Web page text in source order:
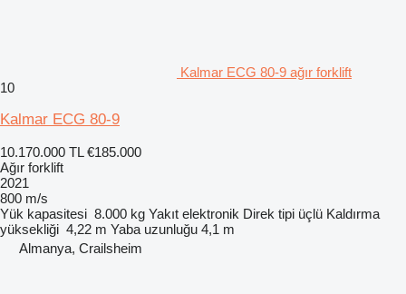
Kalmar ECG 80-9 ağır forklift
10
Kalmar ECG 80-9
10.170.000 TL €185.000
Ağır forklift
2021
800 m/s
Yük kapasitesi 8.000 kg Yakıt elektronik Direk tipi üçlü Kaldırma
yüksekliği 4,22 m Yaba uzunluğu 4,1 m
Almanya, Crailsheim